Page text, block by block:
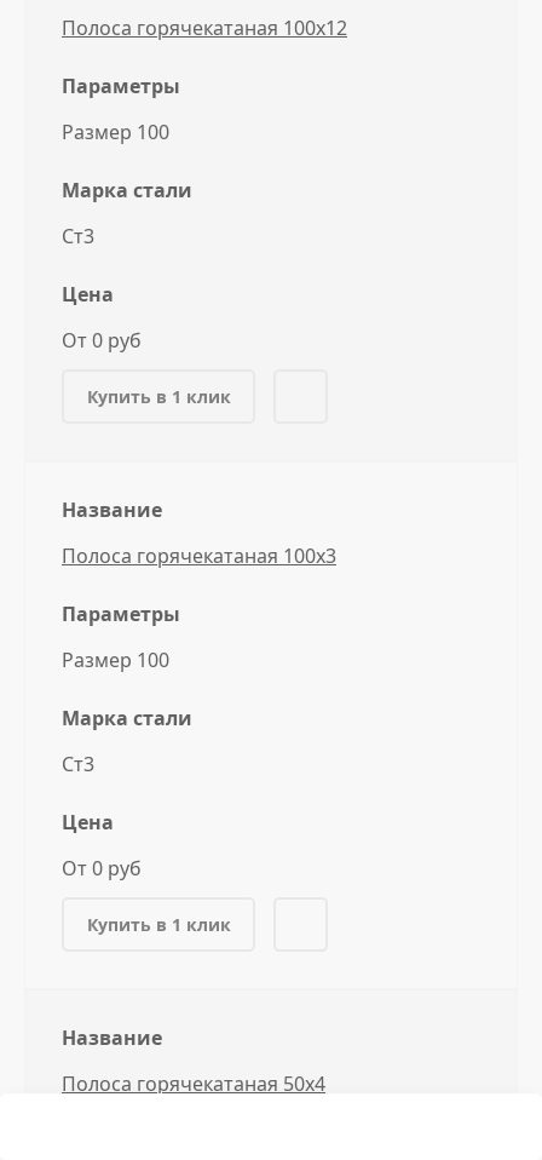
Полоса горячекатаная 100x12
Параметры
Размер 100
Марка стали
Ст3
Цена
От 0 руб
Купить в 1 клик
Название
Полоса горячекатаная 100x3
Параметры
Размер 100
Марка стали
Ст3
Цена
От 0 руб
Купить в 1 клик
Название
Полоса горячекатаная 50x4